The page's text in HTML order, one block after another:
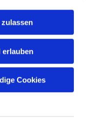
erlauben
Cookies